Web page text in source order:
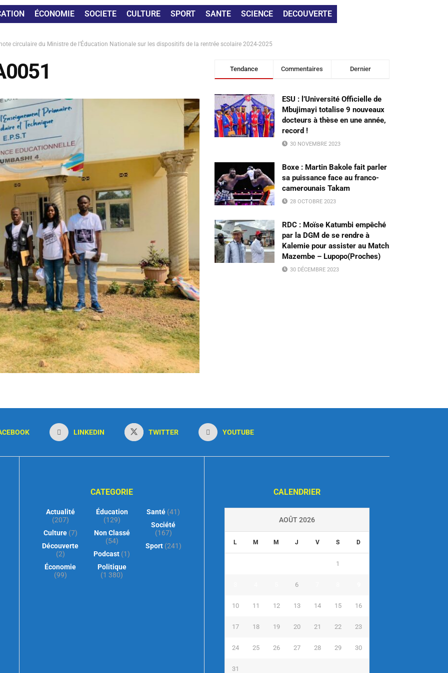
ÉCONOMIE SOCIETE CULTURE SPORT SANTE SCIENCE DECOUVERTE
circulaire du Ministre de l’Éducation Nationale sur les dispositifs de la rentrée scolaire 2024-2025
Tendance Commentaires Dernier
ESU : l’Université Officielle de
Mbujimayi totalise 9 nouveaux
docteurs à thèse en une année,
record !
30 NOVEMBRE 2023
Boxe : Martin Bakole fait parler
sa puissance face au franco-
camerounais Takam
28 OCTOBRE 2023
RDC : Moïse Katumbi empêché
par la DGM de se rendre à
Kalemie pour assister au Match
Mazembe – Lupopo(Proches)
30 DÉCEMBRE 2023
LINKEDIN TWITTER YOUTUBE
CATEGORIE
Actualité
(207)
Culture(7)
Découverte
(2)
Économie
(99)
Éducation
(129)
Non Classé
(54)
Podcast (1)
Politique
(1 380)
Santé (41)
Société
(167)
Sport(241)
CALENDRIER
AOÛT 2026
L M M J V S D
1
6
10 11 12 13 14 15 16
17 18 19 20 21 22 23
24 25 26 27 28 29 30
31